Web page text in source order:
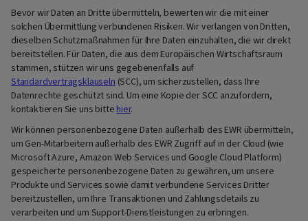
Bevor wir Daten an Dritte übermitteln, bewerten wir die mit einer
solchen Übermittlung verbundenen Risiken. Wir verlangen von Dritten,
dieselben Schutzmaßnahmen für Ihre Daten einzuhalten, die wir direkt
bereitstellen. Für Daten, die aus dem Europäischen Wirtschaftsraum
stammen, stützen wir uns gegebenenfalls auf
Standardvertragsklauseln (SCC), um sicherzustellen, dass Ihre
Datenrechte geschützt sind. Um eine Kopie der SCC anzufordern,
kontaktieren Sie uns bitte hier.
Wir können personenbezogene Daten außerhalb des EWR übermitteln,
um Gen-Mitarbeitern außerhalb des EWR Zugriff auf in der Cloud (wie
Microsoft Azure, Amazon Web Services und Google Cloud Platform)
gespeicherte personenbezogene Daten zu gewähren, um unsere
Produkte und Services sowie damit verbundene Services Dritter
bereitzustellen, um Ihre Transaktionen und Zahlungsdetails zu
verarbeiten und um Support-Dienstleistungen zu erbringen.